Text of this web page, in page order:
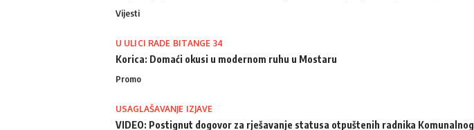
Vijesti
U ULICI RADE BITANGE 34
Korica: Domaći okusi u modernom ruhu u Mostaru
Promo
USAGLAŠAVANJE IZJAVE
VIDEO: Postignut dogovor za rješavanje statusa otpuštenih radnika Komunalnog